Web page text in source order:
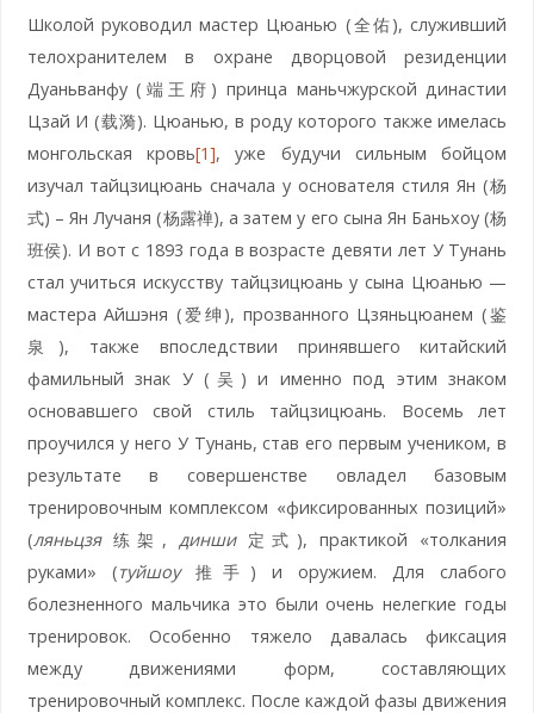
Школой руководил мастер Цюанью (全佑), служивший
телохранителем в охране дворцовой резиденции
Дуаньванфу (端王府) принца маньчжурской династии
Цзай И (载漪). Цюанью, в роду которого также имелась
монгольская кровь[1], уже будучи сильным бойцом
изучал тайцзицюань сначала у основателя стиля Ян (杨
式) – Ян Лучаня (杨露禅), а затем у его сына Ян Баньхоу (杨
班侯). И вот с 1893 года в возрасте девяти лет У Тунань
стал учиться искусству тайцзицюань у сына Цюанью —
мастера Айшэня (爱绅), прозванного Цзяньцюанем (鉴
泉), также впоследствии принявшего китайский
фамильный знак У (吴) и именно под этим знаком
основавшего свой стиль тайцзицюань. Восемь лет
проучился у него У Тунань, став его первым учеником, в
результате в совершенстве овладел базовым
тренировочным комплексом «фиксированных позиций»
(ляньцзя练架, динши定式), практикой «толкания
руками» (туйшоу推手) и оружием. Для слабого
болезненного мальчика это были очень нелегкие годы
тренировок. Особенно тяжело давалась фиксация
между движениями форм, составляющих
тренировочный комплекс. После каждой фазы движения